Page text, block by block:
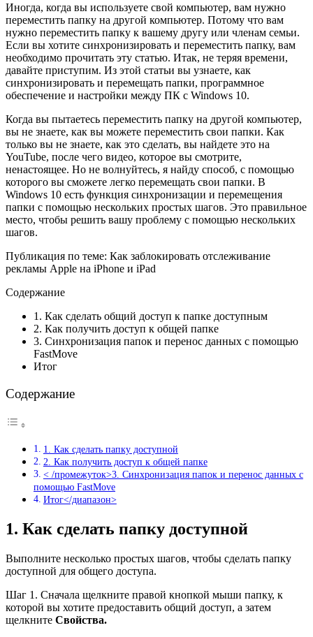
Иногда, когда вы используете свой компьютер, вам нужно
переместить папку на другой компьютер. Потому что вам
нужно переместить папку к вашему другу или членам семьи.
Если вы хотите синхронизировать и переместить папку, вам
необходимо прочитать эту статью. Итак, не теряя времени,
давайте приступим. Из этой статьи вы узнаете, как
синхронизировать и перемещать папки, программное
обеспечение и настройки между ПК с Windows 10.
Когда вы пытаетесь переместить папку на другой компьютер,
вы не знаете, как вы можете переместить свои папки. Как
только вы не знаете, как это сделать, вы найдете это на
YouTube, после чего видео, которое вы смотрите,
ненастоящее. Но не волнуйтесь, я найду способ, с помощью
которого вы сможете легко перемещать свои папки. В
Windows 10 есть функция синхронизации и перемещения
папки с помощью нескольких простых шагов. Это правильное
место, чтобы решить вашу проблему с помощью нескольких
шагов.
Публикация по теме: Как заблокировать отслеживание
рекламы Apple на iPhone и iPad
Содержание
1. Как сделать общий доступ к папке доступным
2. Как получить доступ к общей папке
3. Синхронизация папок и перенос данных с помощью
FastMove
Итог
Содержание
1. Как сделать папку доступной
2. Как получить доступ к общей папке
< /промежуток>3. Синхронизация папок и перенос данных с
помощью FastMove
Итог</диапазон>
1. Как сделать папку доступной
Выполните несколько простых шагов, чтобы сделать папку
доступной для общего доступа.
Шаг 1. Сначала щелкните правой кнопкой мыши папку, к
которой вы хотите предоставить общий доступ, а затем
щелкните Свойства.